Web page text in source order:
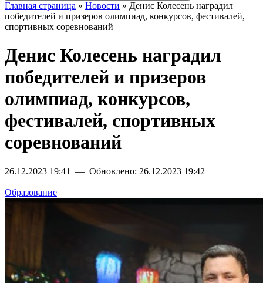
Главная страница » Новости » Денис Колесень наградил
победителей и призеров олимпиад, конкурсов, фестивалей,
спортивных соревнований
Денис Колесень наградил
победителей и призеров
олимпиад, конкурсов,
фестивалей, спортивных
соревнований
26.12.2023 19:41 — Обновлено: 26.12.2023 19:42
—
Образование